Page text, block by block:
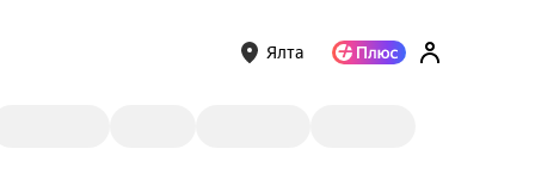
Ялта